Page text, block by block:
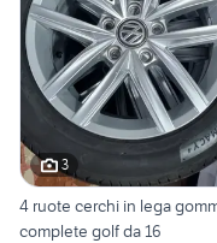
3
4 ruote cerchi in lega
complete golf da 16